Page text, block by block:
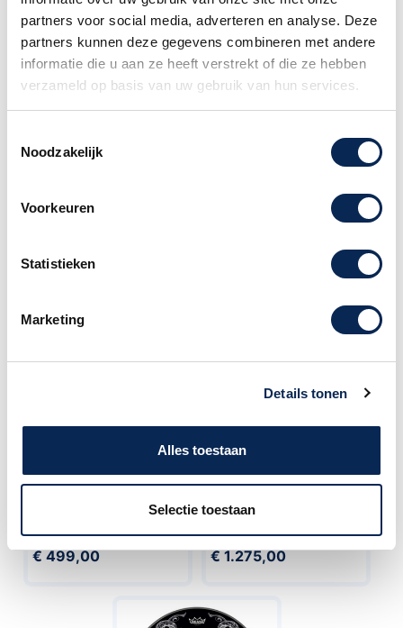
partners voor social media, adverteren en analyse. Deze
partners kunnen deze gegevens combineren met andere
informatie die u aan ze heeft verstrekt of die ze hebben
verzameld op basis van uw gebruik van hun services.
Noodzakelijk
Voorkeuren
Statistieken
Marketing
Details tonen
Alles toestaan
Selectie toestaan
basdrumslagvel en snaredrum na en behouden
hun authentieke hardware.
Advies nodig of heb je een vraag?
Gretsch Drums
RGE625GS Renegade 5
€ 499,00
Tama CL50R+H-TPB
Superstar CL 5PC Shell
€ 1.275,00